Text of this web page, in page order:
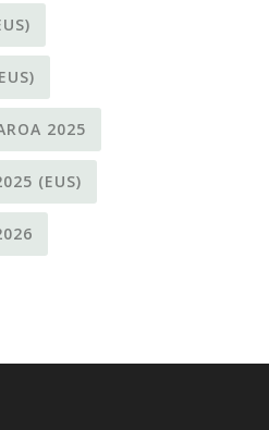
2025
(EUS)